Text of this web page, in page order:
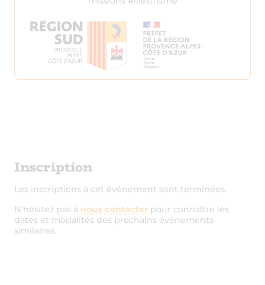
Inscription
Les inscriptions à cet événement sont terminées.
N'hésitez pas à nous contacter pour connaître les
dates et modalités des prochains événements
similaires.